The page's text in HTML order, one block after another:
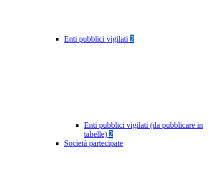
Enti pubblici vigilati 2
Enti pubblici vigilati (da pubblicare in
tabelle) 2
Società partecipate